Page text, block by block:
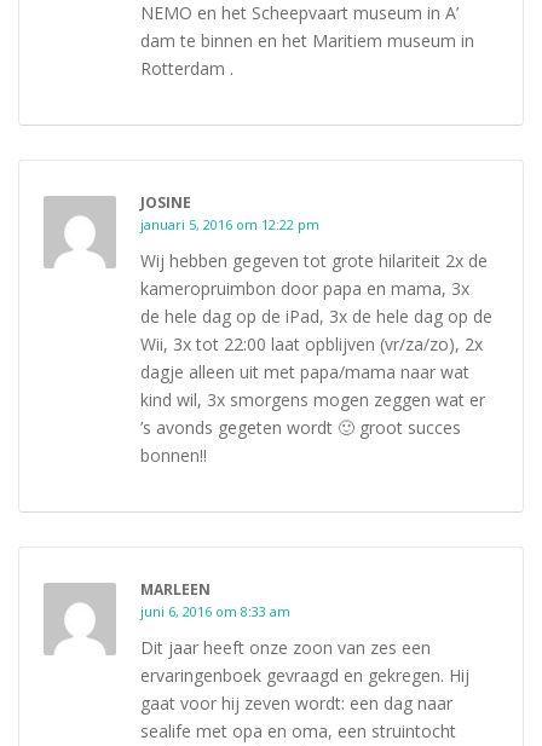
NEMO en het Scheepvaart museum in A’
dam te binnen en het Maritiem museum in
Rotterdam .
JOSINE
januari 5, 2016 om 12:22 pm
Wij hebben gegeven tot grote hilariteit 2x de
kameropruimbon door papa en mama, 3x
de hele dag op de iPad, 3x de hele dag op de
Wii, 3x tot 22:00 laat opblijven (vr/za/zo), 2x
dagje alleen uit met papa/mama naar wat
kind wil, 3x smorgens mogen zeggen wat er
’s avonds gegeten wordt 🙂 groot succes
bonnen!!
MARLEEN
juni 6, 2016 om 8:33 am
Dit jaar heeft onze zoon van zes een
ervaringenboek gevraagd en gekregen. Hij
gaat voor hij zeven wordt: een dag naar
sealife met opa en oma, een struintocht